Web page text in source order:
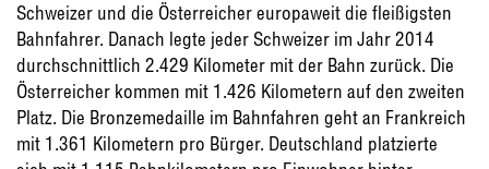
Schweizer und die Österreicher europaweit die fleißigsten
Bahnfahrer. Danach legte jeder Schweizer im Jahr 2014
durchschnittlich 2.429 Kilometer mit der Bahn zurück. Die
Österreicher kommen mit 1.426 Kilometern auf den zweiten
Platz. Die Bronzemedaille im Bahnfahren geht an Frankreich
mit 1.361 Kilometern pro Bürger. Deutschland platzierte